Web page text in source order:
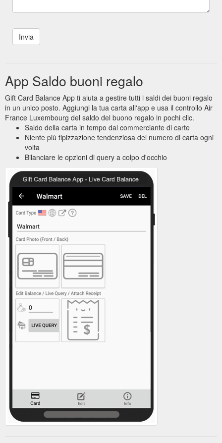
App Saldo buoni regalo
Gift Card Balance App ti aiuta a gestire tutti i saldi dei buoni regalo
in un unico posto. Aggiungi la tua carta all'app e usa il controllo Air
France Luxembourg del saldo del buono regalo in pochi clic.
Saldo della carta in tempo dal commerciante di carte
Niente più tipizzazione tendenziosa del numero di carta ogni
volta
Bilanciare le opzioni di query a colpo d'occhio